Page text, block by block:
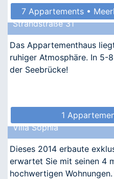
7 Appartements •
• Kindgerecht •
Strandstraße 31
Das Appartementhaus
ruhiger Atmosphäre. In 5-
der Seebrücke!
1
Villa Sophia
Dieses 2014 erbaute
erwartet Sie mit seinen 4
hochwertigen